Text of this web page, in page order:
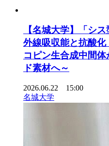
【名城大学】「シ
外線吸収能と抗酸化
コピン生合成中間
ド素材へ～
2026.06.22 15:00
名城大学